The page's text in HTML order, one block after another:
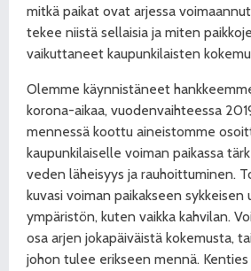
mitkä paikat ovat arjessa
tekee niistä sellaisia ja miten
vaikuttaneet kaupunkilaisten
Olemme käynnistäneet
korona-aikaa, vuodenvaihteessa
mennessä koottu aineistomme
kaupunkilaiselle voiman paikassa
veden läheisyys ja rauhoittuminen.
kuvasi voiman paikakseen sykkeisen
ympäristön, kuten vaikka kahvilan.
osa arjen jokapäiväistä kokemusta,
johon tulee erikseen mennä.